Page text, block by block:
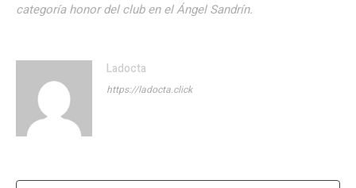
categoría honor del club en el Ángel Sandrín.
Ladocta
https://ladocta.click